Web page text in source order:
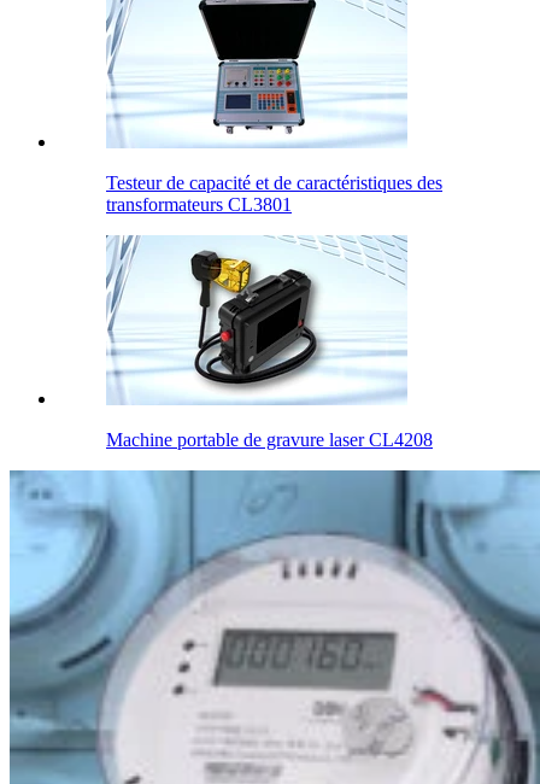
Testeur de capacité et de caractéristiques des
transformateurs CL3801
Machine portable de gravure laser CL4208